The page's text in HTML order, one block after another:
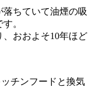
ちていて油煙の吸
。
おおよそ10年ほど
チンフードと換気